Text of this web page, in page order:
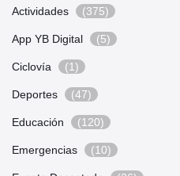
Actividades (375)
App YB Digital (5)
Ciclovía (1)
Deportes (47)
Educación (120)
Emergencias (10)